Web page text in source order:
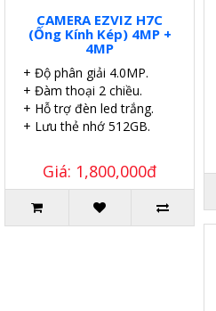
CAMERA EZVIZ H7C
(Ống Kính Kép) 4MP +
4MP
+ Độ phân giải 4.0MP.
+ Đàm thoại 2 chiều.
+ Hỗ trợ đèn led trắng.
+ Lưu thẻ nhớ 512GB.
Giá: 1,800,000đ